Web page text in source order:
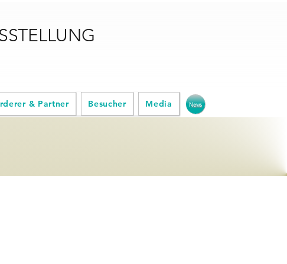
& Partner Besucher Media News